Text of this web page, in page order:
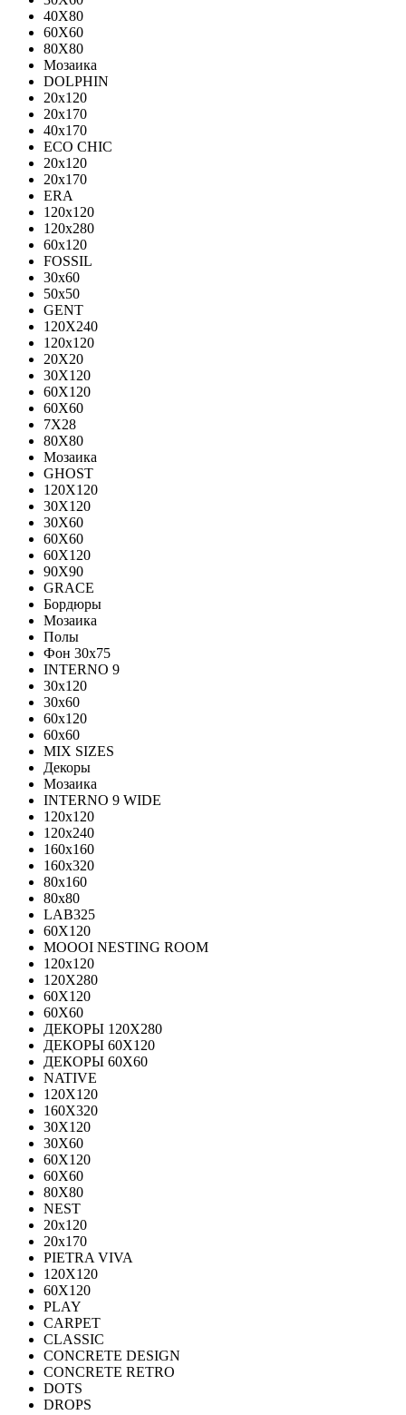
40X80
60X60
80X80
Мозаика
DOLPHIN
20x120
20x170
40x170
ECO CHIC
20х120
20х170
ERA
120x120
120x280
60x120
FOSSIL
30x60
50x50
GENT
120X240
120х120
20X20
30X120
60X120
60X60
7X28
80X80
Мозаика
GHOST
120X120
30X120
30X60
60X60
60Х120
90X90
GRACE
Бордюры
Мозаика
Полы
Фон 30х75
INTERNO 9
30x120
30x60
60x120
60x60
MIX SIZES
Декоры
Мозаика
INTERNO 9 WIDE
120x120
120x240
160x160
160x320
80x160
80x80
LAB325
60X120
MOOOI NESTING ROOM
120x120
120Х280
60Х120
60Х60
ДЕКОРЫ 120Х280
ДЕКОРЫ 60Х120
ДЕКОРЫ 60Х60
NATIVE
120Х120
160Х320
30X120
30X60
60X120
60X60
80Х80
NEST
20x120
20x170
PIETRA VIVA
120X120
60Х120
PLAY
CARPET
CLASSIC
CONCRETE DESIGN
CONCRETE RETRO
DOTS
DROPS